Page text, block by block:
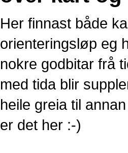
Her finnast både
orienteringsløp eg
nokre godbitar frå
med tida blir
heile greia til
er det her :-)